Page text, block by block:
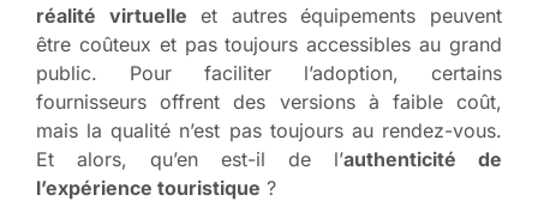
réalité virtuelle et autres équipements peuvent
être coûteux et pas toujours accessibles au grand
public. Pour faciliter l’adoption, certains
fournisseurs offrent des versions à faible coût,
mais la qualité n’est pas toujours au rendez-vous.
Et alors, qu’en est-il de l’authenticité de
l’expérience touristique ?